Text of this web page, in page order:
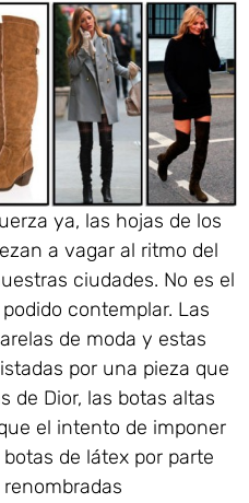
ya, las hojas de los
a vagar al ritmo del
ciudades. No es el
contemplar. Las
de moda y estas
por una pieza que
de Dior, las botas altas
el intento de imponer
de látex por parte